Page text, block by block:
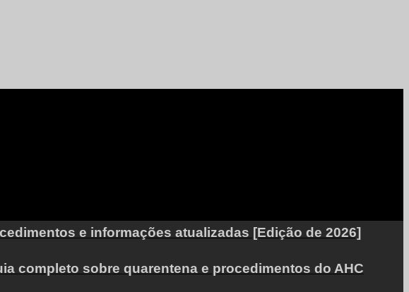
e informações atualizadas [Edição de 2026]
completo sobre quarentena e procedimentos do AHC